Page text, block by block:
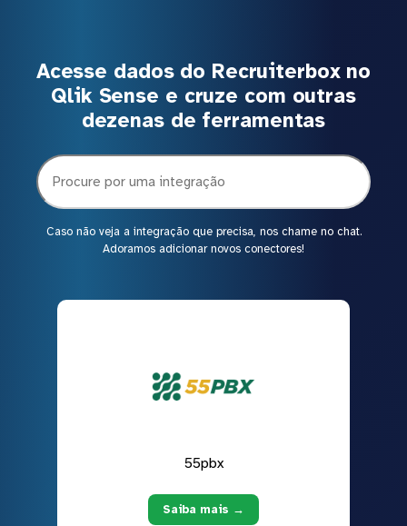
Acesse dados do Recruiterbox no
Qlik Sense e cruze com outras
dezenas de ferramentas
Caso não veja a integração que precisa, nos chame no chat.
Adoramos adicionar novos conectores!
55pbx
Saiba mais →